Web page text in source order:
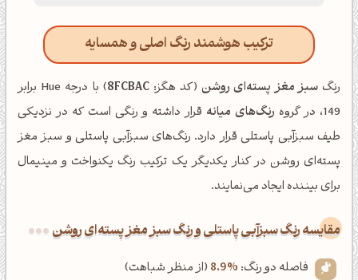
ترکیب هوشمند رنگ اصلی و همسایه
رنگسبز مغز پسته‌ای روشن(کد هگز:8FCBAC
) با درجه Hue برابر
149، در گروه
رنگ‌های میانه قرار داشته و رنگی است که در نزدیکی
طیف سبزآبی پاستلی قرار دارد. رنگ‌های سبزآبی پاستلی و سبز مغز
پسته‌ای روشن در کنار یکدیگر یک ترکیب رنگ یکنواخت و مینیمال
برای بیننده ایجاد می‌نمایند.
‌مقایسه رنگ سبزآبی پاستلی و رنگ سبز مغز پسته‌ای روشن
فاصله دو رنگ: 8.9% (از منظر شباهت)